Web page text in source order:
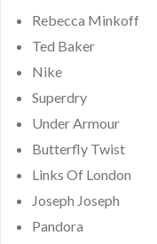
Rebecca Minkoff
Ted Baker
Nike
Superdry
Under Armour
Butterfly Twist
Links Of London
Joseph Joseph
Pandora